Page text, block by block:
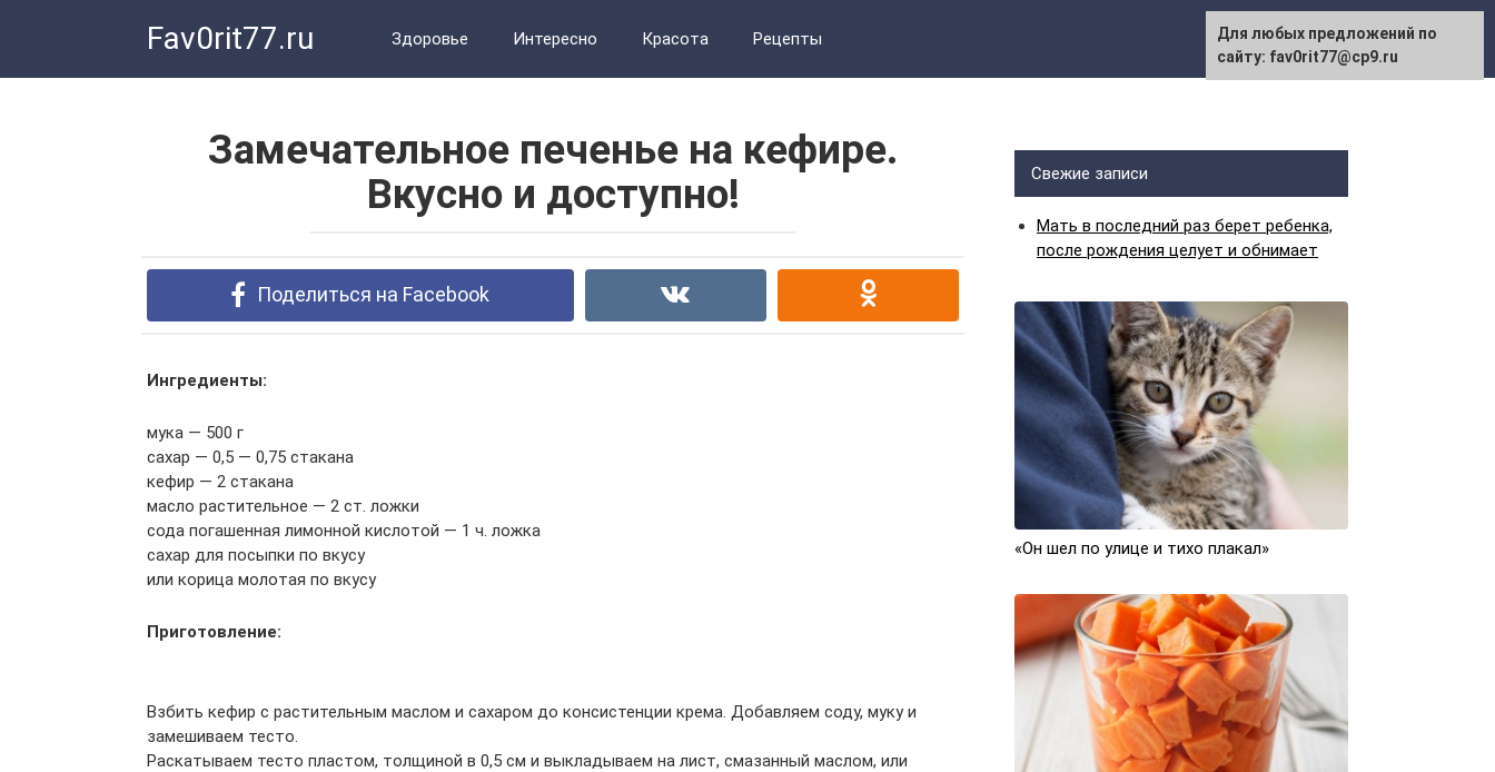
Fav0rit77.ru Здоровье Интересно Красота Рецепты
Замечательное печенье на кефире.
Вкусно и доступно!
Поделиться на Facebook
Ингредиенты:
мука — 500 г
сахар — 0,5 — 0,75 стакана
кефир — 2 стакана
масло растительное — 2 ст. ложки
сода погашенная лимонной кислотой — 1 ч. ложка
сахар для посыпки по вкусу
или корица молотая по вкусу
Приготовление:
Взбить кефир с растительным маслом и сахаром до консистенции крема. Добавляем соду, муку и
замешиваем тесто.
Раскатываем тесто пластом, толщиной в 0,5 см и выкладываем на лист, смазанный маслом, или
Свежие записи
Мать в последний раз берет ребенка,
после рождения целует и обнимает
«Он шел по улице и тихо плакал»
Для любых предложений по
сайту: fav0rit77@cp9.ru